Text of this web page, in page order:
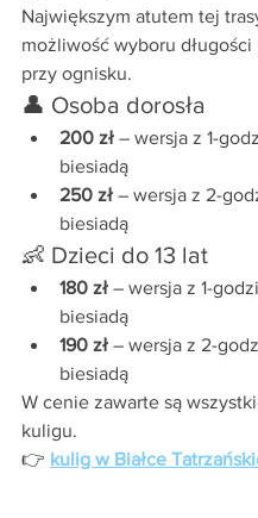
Największym atutem tej
możliwość wyboru długości
przy ognisku.
👤 Osoba dorosła
200 zł – wersja z 1-
biesiadą
250 zł – wersja z 2-
biesiadą
👶 Dzieci do 13 lat
180 zł – wersja z 1-
biesiadą
190 zł – wersja z 2-
biesiadą
W cenie zawarte są
kuligu.
👉 kulig w Białce